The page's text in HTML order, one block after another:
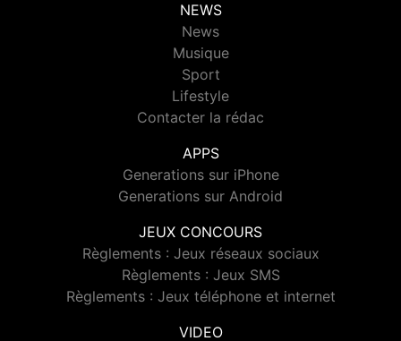
NEWS
News
Musique
Sport
Lifestyle
Contacter la rédac
APPS
Generations sur iPhone
Generations sur Android
JEUX CONCOURS
Règlements : Jeux réseaux sociaux
Règlements : Jeux SMS
Règlements : Jeux téléphone et internet
VIDEO